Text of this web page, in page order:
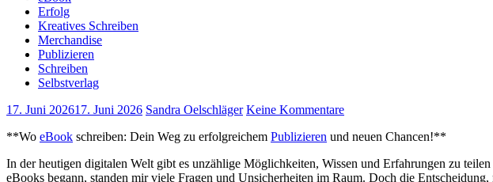
Erfolg
Kreatives Schreiben
Merchandise
Publizieren
Schreiben
Selbstverlag
17. Juni 202617. Juni 2026 Sandra Oelschläger Keine Kommentare
**Wo eBook ⁤ schreiben: Dein‍ Weg zu erfolgreichem Publizieren ⁣und neuen Chancen!**
In der ‌heutigen⁤ digitalen Welt gibt es unzählige‌ Möglichkeiten, ‌Wissen und Erfahrungen zu‍
eBooks begann, standen mir viele Fragen und Unsicherheiten im​ Raum. Doch die